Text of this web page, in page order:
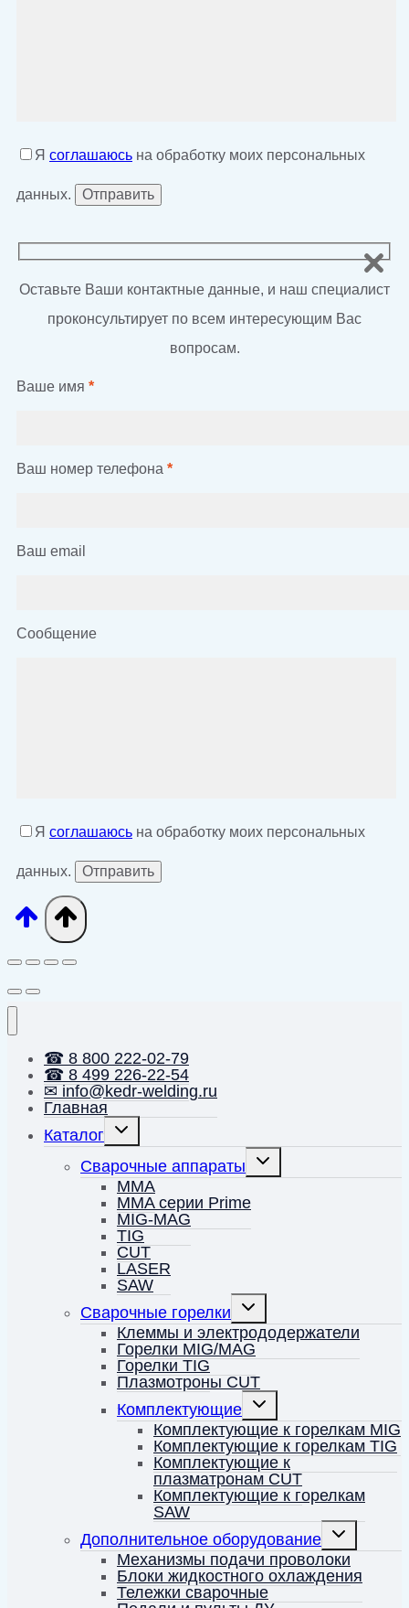
Я соглашаюсь на обработку моих персональных
данных.
Оставьте Ваши контактные данные, и наш специалист
проконсультирует по всем интересующим Вас
вопросам.
Ваше имя *
Ваш номер телефона *
Ваш email
Сообщение
Я соглашаюсь на обработку моих персональных
данных.
☎ 8 800 222-02-79
☎ 8 499 226-22-54
✉ info@kedr-welding.ru
Главная
Каталог
Переключить
Сварочные аппараты
Переключить
MMA
MMA серии Prime
MIG-MAG
TIG
CUT
LASER
SAW
Сварочные горелки
Переключить
меню
Клеммы и электрододержатели
Горелки MIG/MAG
Горелки TIG
Плазмотроны CUT
Комплектующие
Переключить
меню
Комплектующие к горелкам MIG
Комплектующие к горелкам TIG
Комплектующие к
плазматронам CUT
Комплектующие к горелкам
SAW
Дополнительное оборудование
Переключить
меню
Механизмы подачи проволоки
Блоки жидкостного охлаждения
Тележки сварочные